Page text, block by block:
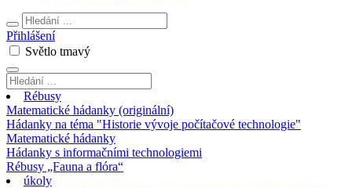
Přihlášení
Světlo tmavý
Rébusy
Matematické hádanky (originální)
Hádanky na téma "Historie vývoje počítačové technologie"
Matematické hádanky
Hádanky s informačními technologiemi
Rébusy „Fauna a flóra“
úkoly